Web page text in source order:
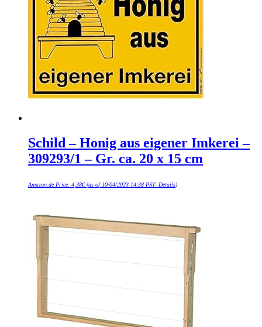
Schild – Honig aus eigener Imkerei –
309293/1 – Gr. ca. 20 x 15 cm
Amazon.de Price: 4,38€(as of 10/04/2023 14:38 PST- Details)